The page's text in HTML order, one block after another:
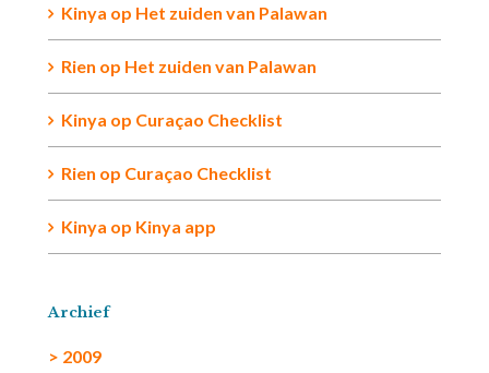
Kinya op Het zuiden van Palawan
Rien op Het zuiden van Palawan
Kinya op Curaçao Checklist
Rien op Curaçao Checklist
Kinya op Kinya app
Archief
> 2009